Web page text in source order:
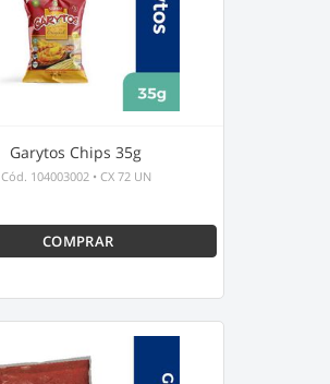
Garytos Chips 35g
Cód. 104003002 • CX 72 UN
COMPRAR